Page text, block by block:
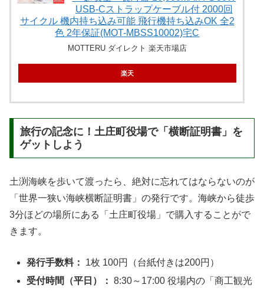
USB-Cストラップケーブル付 2000回
サイクル 機内持ち込み可能 飛行機持ち込みOK 全2
色 2年保証(MOT-MBSS10002)宅C
MOTTERU ダイレクト 楽天市場店
楽天
旅行の記念に！土庄町役場で「横断証明書」を
ゲットしよう
土渕海峡を歩いて渡ったら、絶対に忘れてはならないのが
「世界一狭い海峡横断証明書」の発行です。海峡から徒歩
3分ほどの場所にある「土庄町役場」で購入することがで
きます。
発行手数料：
1枚 100円（台紙付きは200円）
受付時間（平日）： 8:30～17:00 役場内の「商工観光